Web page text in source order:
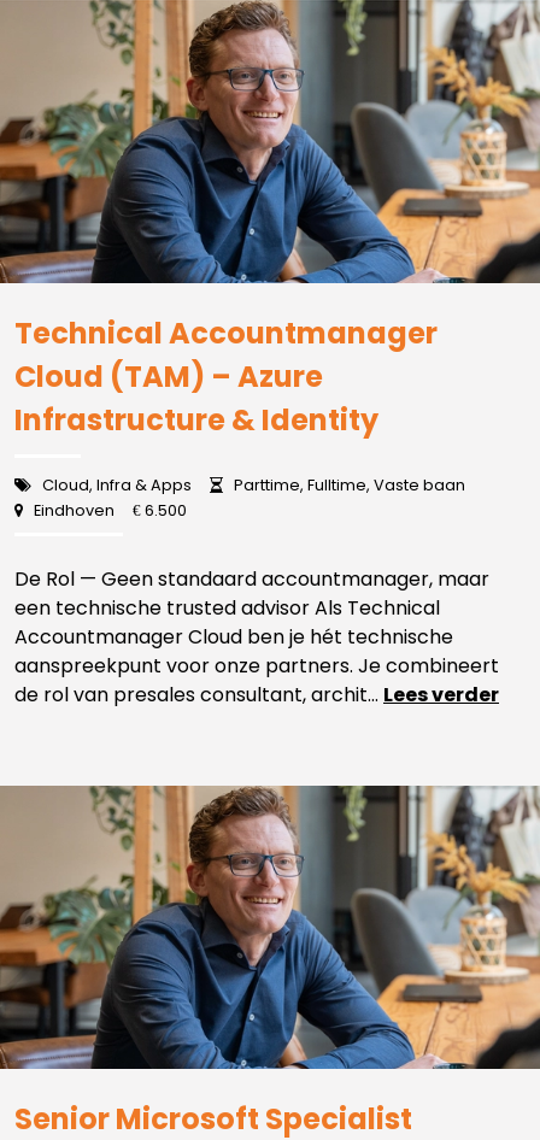
Technical Accountmanager
Cloud (TAM) – Azure
Infrastructure & Identity
Cloud, Infra & Apps
Parttime, Fulltime, Vaste baan
Eindhoven
€ 6.500
De Rol — Geen standaard accountmanager, maar
een technische trusted advisor Als Technical
Accountmanager Cloud ben je hét technische
aanspreekpunt voor onze partners. Je combineert
de rol van presales consultant, archit... Lees verder
Senior Microsoft Specialist